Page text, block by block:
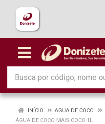
INÍCIO AGUA DE COCO
ÁGUA DE COCO MAIS COCO 1L